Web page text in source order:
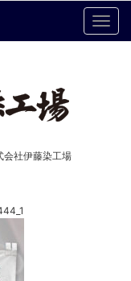
会社伊藤染工場